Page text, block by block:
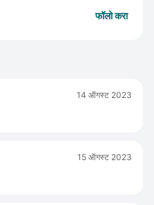
फॉलो करा
14 ऑगस्ट 2023
15 ऑगस्ट 2023